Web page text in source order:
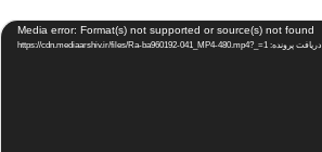
Media error: Format(s) not supported or source(s) not found
دریافت پرونده: https://cdn.mediaarshiv.ir/files/Ra-ba960192-041_MP4-480.mp4?_=1